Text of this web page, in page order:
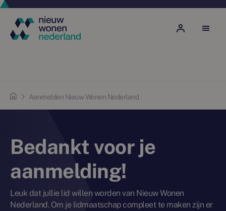
Aanmelden Nieuw Wonen Nederland
Bedankt voor je
aanmelding!
Leuk dat jullie lid willen worden van Nieuw Wonen
Nederland. Om je lidmaatschap compleet te maken zijn er